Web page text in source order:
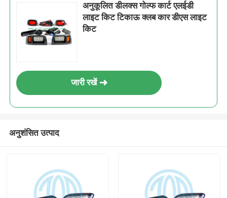
अनुकूलित डीलक्स गोल्फ कार्ट एलईडी
लाइट किट टिकाऊ क्लब कार डीएस लाइट
किट
जारी रखें
अनुशंसित उत्पाद